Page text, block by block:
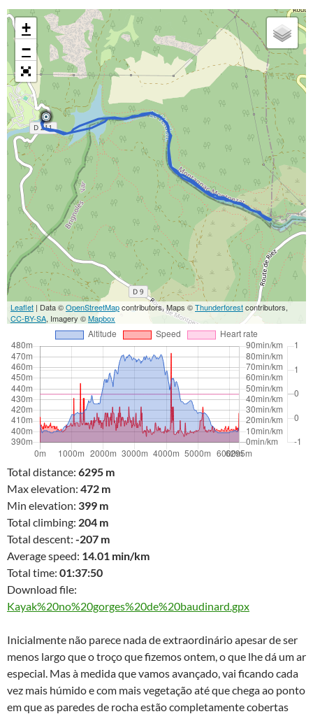
+
−
Leaflet | Data ©OpenStreetMapcontributors, Maps ©Thunderforestcontributors,
CC-BY-SA, Imagery ©Mapbox
Total distance: 6295 m
Max elevation: 472 m
Min elevation: 399 m
Total climbing: 204 m
Total descent: -207 m
Average speed: 14.01 min/km
Total time: 01:37:50
Download file:
Kayak%20no%20gorges%20de%20baudinard.gpx
Inicialmente não parece nada de extraordinário apesar de ser
menos largo que o troço que fizemos ontem, o que lhe dá um ar
especial. Mas à medida que vamos avançado, vai ficando cada
vez mais húmido e com mais vegetação até que chega ao ponto
em que as paredes de rocha estão completamente cobertas